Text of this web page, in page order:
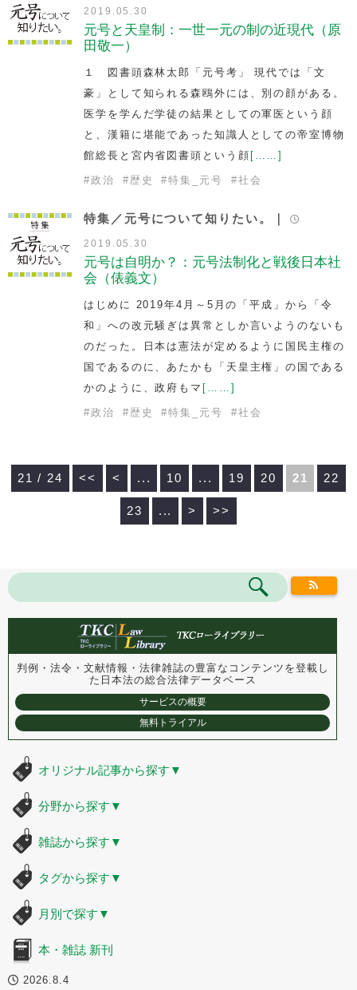
2019.05.30
元号と天皇制：一世一元の制の近現代（原
田敬一）
１ 図書頭森林太郎「元号考」 現代では「文
豪」として知られる森鴎外には、別の顔がある。
医学を学んだ学徒の結果としての軍医という顔
と、漢籍に堪能であった知識人としての帝室博物
館総長と宮内省図書頭という顔 [……]
#政治 # 歴史 #特集_元号 #社会
特集／元号について知りたい。｜
2019.05.30
元号は自明か？：元号法制化と戦後日本社
会（俵義文）
はじめに 2019年4月～5月の「平成」から「令
和」への改元騒ぎは異常としか言いようのないも
のだった。日本は憲法が定めるように国民主権の
国であるのに、あたかも「天皇主権」の国である
かのように、政府もマ [……]
#政治 # 歴史 #特集_元号 #社会
21 / 24 << < ... 10 ... 19 20 21 22
23 ... > >>
判例・法令・文献情報・法律雑誌の豊富なコンテンツを登載し
た 日本法の総合法律データベース
サービスの概要
無料トライアル
オリジナル記事から探す ▼
分野から探す ▼
雑誌から探す ▼
タグから探す ▼
月別で探す ▼
本・雑誌 新刊
2026.8.4